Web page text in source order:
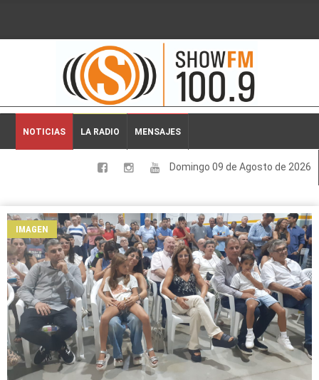
2026-08-09 03:38:02
NOTICIAS LA RADIO MENSAJES
Domingo 09 de Agosto de 2026
LOCALES
DEPORTES
ESPECTACULOS
INTERNACIONALES
IMAGEN